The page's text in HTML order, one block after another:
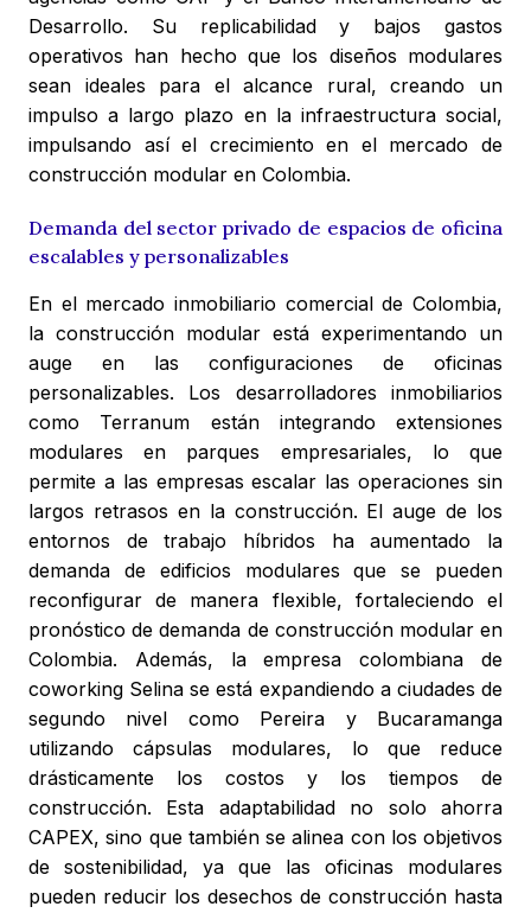
Desarrollo. Su replicabilidad y bajos gastos
operativos han hecho que los diseños modulares
sean ideales para el alcance rural, creando un
impulso a largo plazo en la infraestructura social,
impulsando así el crecimiento en el mercado de
construcción modular en Colombia.
Demanda del sector privado de espacios de oficina
escalables y personalizables
En el mercado inmobiliario comercial de Colombia,
la construcción modular está experimentando un
auge en las configuraciones de oficinas
personalizables. Los desarrolladores inmobiliarios
como Terranum están integrando extensiones
modulares en parques empresariales, lo que
permite a las empresas escalar las operaciones sin
largos retrasos en la construcción. El auge de los
entornos de trabajo híbridos ha aumentado la
demanda de edificios modulares que se pueden
reconfigurar de manera flexible, fortaleciendo el
pronóstico de demanda de construcción modular en
Colombia. Además, la empresa colombiana de
coworking Selina se está expandiendo a ciudades de
segundo nivel como Pereira y Bucaramanga
utilizando cápsulas modulares, lo que reduce
drásticamente los costos y los tiempos de
construcción. Esta adaptabilidad no solo ahorra
CAPEX, sino que también se alinea con los objetivos
de sostenibilidad, ya que las oficinas modulares
pueden reducir los desechos de construcción hasta